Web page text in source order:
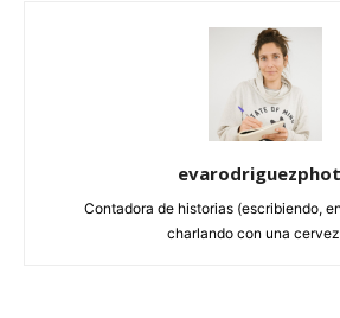
Contadora de historias (escribiendo,
charlando con una